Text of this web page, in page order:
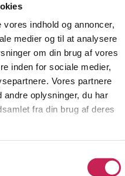
indhold og annoncer,
medier og til at analysere
om din brug af vores
inden for sociale medier,
Vores partnere
oplysninger, du har
fra din brug af deres